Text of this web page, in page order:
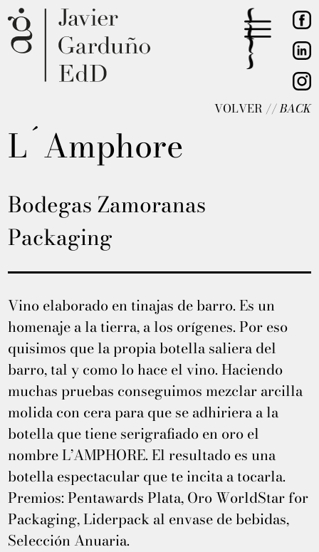
L´Amphore
Bodegas Zamoranas
Packaging
VOLVER //BACK
Vino elaborado en tinajas de barro. Es un
homenaje a la tierra, a los orígenes. Por eso
quisimos que la propia botella saliera del
barro, tal y como lo hace el vino. Haciendo
muchas pruebas conseguimos mezclar arcilla
molida con cera para que se adhiriera a la
botella que tiene serigrafiado en oro el
nombre L’AMPHORE. El resultado es una
botella espectacular que te incita a tocarla.
Premios: Pentawards Plata, Oro WorldStar for
Packaging, Liderpack al envase de bebidas,
Selección Anuaria.